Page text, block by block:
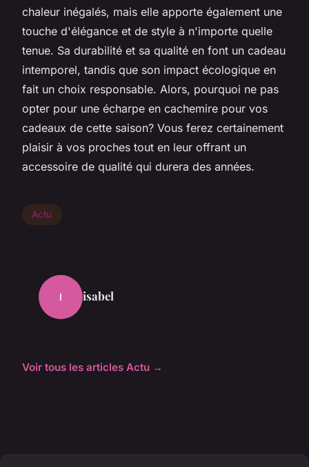
chaleur inégalés, mais elle apporte également une
touche d'élégance et de style à n'importe quelle
tenue. Sa durabilité et sa qualité en font un cadeau
intemporel, tandis que son impact écologique en
fait un choix responsable. Alors, pourquoi ne pas
opter pour une écharpe en cachemire pour vos
cadeaux de cette saison? Vous ferez certainement
plaisir à vos proches tout en leur offrant un
accessoire de qualité qui durera des années.
Actu
I isabel
Voir tous les articles Actu →